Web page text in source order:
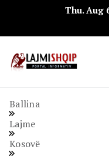
Thu. Aug
Ballina
Lajme
Kosovë